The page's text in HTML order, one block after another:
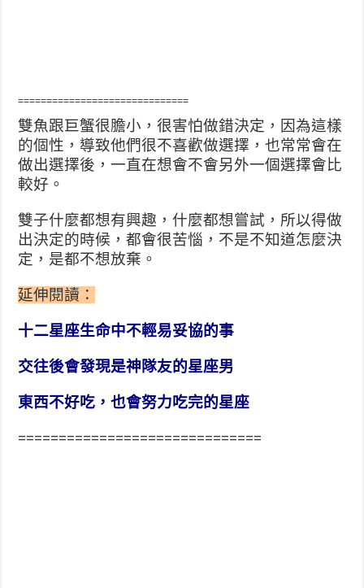
==============================
雙魚跟巨蟹很膽小，很害怕做錯決定，因為這樣
的個性，導致他們很不喜歡做選擇，也常常會在
做出選擇後，一直在想會不會另外一個選擇會比
較好。
雙子什麼都想有興趣，什麼都想嘗試，所以得做
出決定的時候，都會很苦惱，不是不知道怎麼決
定，是都不想放棄。
延伸閱讀：
十二星座生命中不輕易妥協的事
交往後會發現是神隊友的星座男
東西不好吃，也會努力吃完的星座
==============================